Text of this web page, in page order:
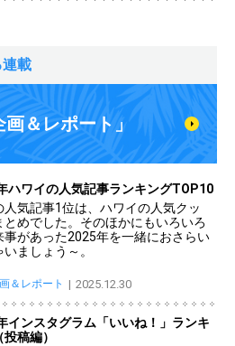
載
画＆レポート」
ハワイの人気記事ランキングTOP10
人気記事1位は、ハワイの人気クッ
とめでした。そのほかにもいろいろ
事があった2025年を一緒におさらい
いましょう～。
＆レポート 2025.12.30
インスタグラム「いいね！」ランキ
稿編）